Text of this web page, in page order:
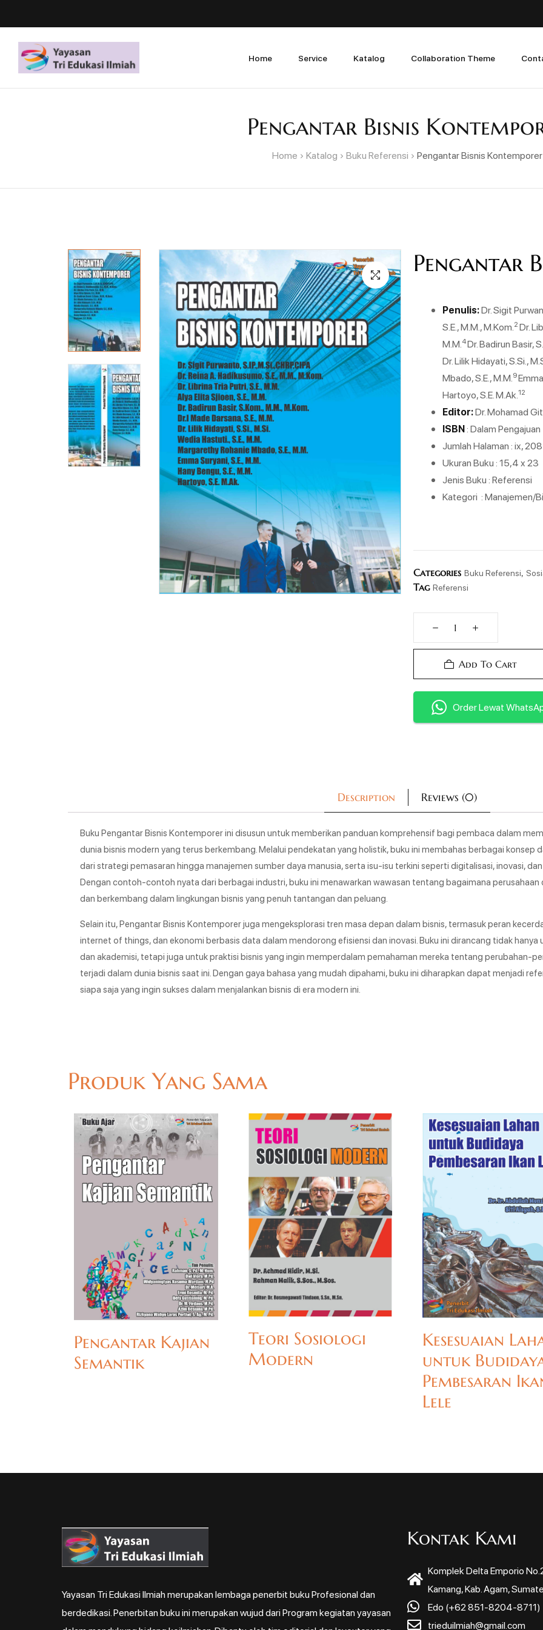
Home Service Katalog Collaboration Theme
Pengantar Bisnis
Home Katalog Buku Referensi Pengantar Bisnis Kontemporer
Pengantar
Penulis:Dr. Sigit
S.E., M.M., M.Kom. 2Dr.
M.M. 4Dr. Badirun Basir,
Dr. Lilik Hidayati, S.Si.,
Mbado, S.E., M.M. 9
Hartoyo, S.E. M.Ak. 12
Editor:Dr. Mohamad
ISBN: Dalam Pengajuan
Jumlah Halaman : ix,
Ukuran Buku : 15,4 x 23
Jenis Buku : Referensi
Kategori : Manajemen/
Categories Buku Referensi,
Tag Referensi
Add To Cart
Order Lewat
Description Reviews (0)
Buku Pengantar Bisnis Kontemporer ini disusun untuk memberikan panduan komprehensif bagi pembaca dalam
dunia bisnis modern yang terus berkembang. Melalui pendekatan yang holistik, buku ini membahas berbagai konsep
dari strategi pemasaran hingga manajemen sumber daya manusia, serta isu-isu terkini seperti digitalisasi, inovasi, dan
Dengan contoh-contoh nyata dari berbagai industri, buku ini menawarkan wawasan tentang bagaimana
dan berkembang dalam lingkungan bisnis yang penuh tantangan dan peluang.
Selain itu, Pengantar Bisnis Kontemporer juga mengeksplorasi tren masa depan dalam bisnis, termasuk peran
internet of things, dan ekonomi berbasis data dalam mendorong efisiensi dan inovasi. Buku ini dirancang tidak hanya
dan akademisi, tetapi juga untuk praktisi bisnis yang ingin memperdalam pemahaman mereka tentang perubahan-
terjadi dalam dunia bisnis saat ini. Dengan gaya bahasa yang mudah dipahami, buku ini diharapkan dapat menjadi
siapa saja yang ingin sukses dalam menjalankan bisnis di era modern ini.
Produk Yang Sama
Pengantar Kajian
Semantik
Teori Sosiologi
Modern
Kesesuaian
untuk
Pembesaran
Lele
Yayasan Tri Edukasi Ilmiah merupakan lembaga penerbit buku Profesional dan
berdedikasi. Penerbitan buku ini merupakan wujud dari Program kegiatan yayasan
Kontak Kami
Komplek Delta Emporio
Kamang, Kab. Agam,
Edo (+62 851-8204-8711)
trieduilmiah@gmail.com